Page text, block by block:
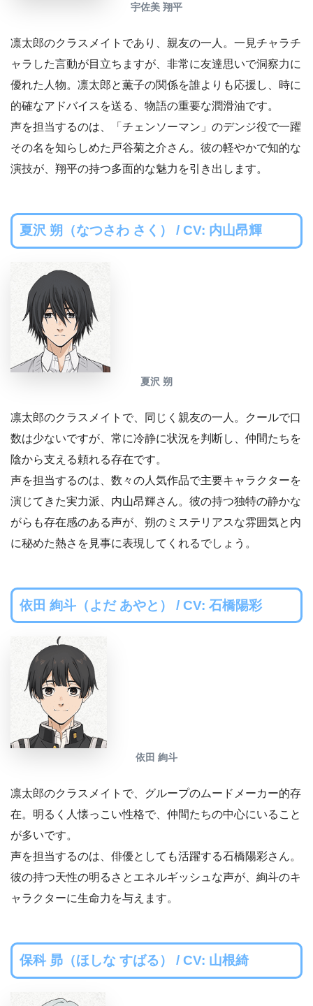
宇佐美 翔平
凛太郎のクラスメイトであり、親友の一人。一見チャラチ
ャラした言動が目立ちますが、非常に友達思いで洞察力に
優れた人物。凛太郎と薫子の関係を誰よりも応援し、時に
的確なアドバイスを送る、物語の重要な潤滑油です。
声を担当するのは、「チェンソーマン」のデンジ役で一躍
その名を知らしめた戸谷菊之介さん。彼の軽やかで知的な
演技が、翔平の持つ多面的な魅力を引き出します。
夏沢 朔（なつさわ さく） / CV: 内山昂輝
夏沢 朔
凛太郎のクラスメイトで、同じく親友の一人。クールで口
数は少ないですが、常に冷静に状況を判断し、仲間たちを
陰から支える頼れる存在です。
声を担当するのは、数々の人気作品で主要キャラクターを
演じてきた実力派、内山昂輝さん。彼の持つ独特の静かな
がらも存在感のある声が、朔のミステリアスな雰囲気と内
に秘めた熱さを見事に表現してくれるでしょう。
依田 絢斗（よだ あやと） / CV: 石橋陽彩
依田 絢斗
凛太郎のクラスメイトで、グループのムードメーカー的存
在。明るく人懐っこい性格で、仲間たちの中心にいること
が多いです。
声を担当するのは、俳優としても活躍する石橋陽彩さん。
彼の持つ天性の明るさとエネルギッシュな声が、絢斗のキ
ャラクターに生命力を与えます。
保科 昴（ほしな すばる） / CV: 山根綺